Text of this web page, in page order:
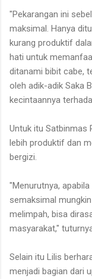
"Pekarangan ini
maksimal. Hanya
kurang produktif
hati untuk
ditanami bibit cabe,
oleh adik-adik Saka
kecintaannya
Untuk itu Satbinmas
lebih produktif dan
bergizi.
"Menurutnya,
semaksimal
melimpah, bisa
masyarakat,"
Selain itu Lilis
menjadi bagian dari